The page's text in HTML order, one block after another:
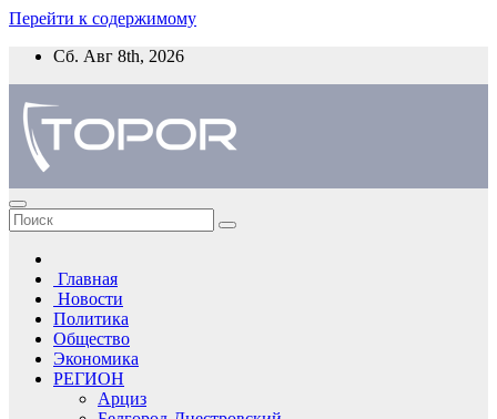
Перейти к содержимому
Сб. Авг 8th, 2026
Главная
Новости
Политика
Общество
Экономика
РЕГИОН
Арциз